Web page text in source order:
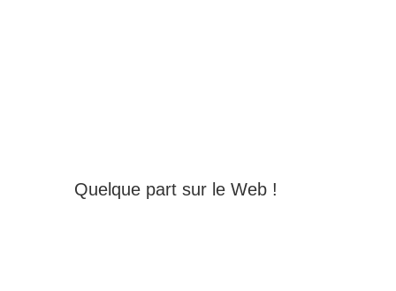
Quelque part sur le Web !